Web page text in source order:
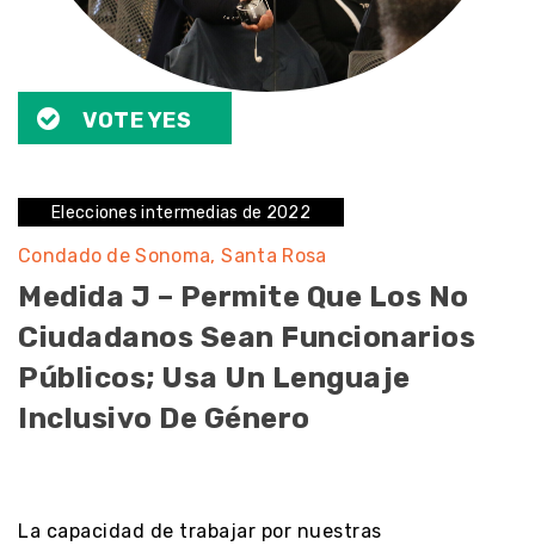
VOTE YES
Elecciones intermedias de 2022
Condado de Sonoma Santa Rosa
Medida J – Permite Que Los No
Ciudadanos Sean Funcionarios
Públicos; Usa Un Lenguaje
Inclusivo De Género
La capacidad de trabajar por nuestras